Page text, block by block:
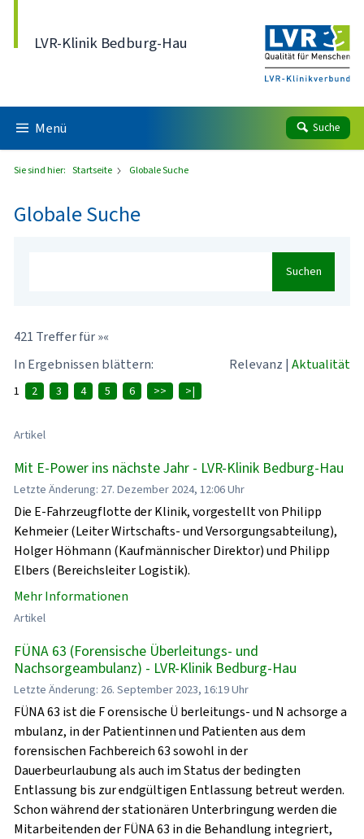
LVR-Klinik Bedburg-Hau
Menü Suche
Sie sind hier: Startseite Globale Suche
Globale Suche
Suchen
421 Treffer für »«
In Ergebnissen blättern:
Relevanz | Aktualität
1 2 3 4 5 6 >> >|
Artikel
Mit E-Power ins nächste Jahr - LVR-Klinik Bedburg-Hau
Letzte Änderung: 27. Dezember 2024, 12:06 Uhr
Die E-Fahrzeugflotte der Klinik, vorgestellt von Philipp
Kehmeier (Leiter Wirtschafts- und Versorgungsabteilung),
Holger Höhmann (Kaufmännischer Direktor) und Philipp
Elbers (Bereichsleiter Logistik).
Mehr Informationen
Artikel
FÜNA 63 (Forensische Überleitungs- und
Nachsorgeambulanz) - LVR-Klinik Bedburg-Hau
Letzte Änderung: 26. September 2023, 16:19 Uhr
FÜNA 63 ist die F orensische Ü berleitungs- und N achsorge a
mbulanz, in der Patientinnen und Patienten aus dem
forensischen Fachbereich 63 sowohl in der
Dauerbeurlaubung als auch im Status der bedingten
Entlassung bis zur endgültigen Entlassung betreut werden.
Schon während der stationären Unterbringung werden die
Mitarbeitenden der FÜNA 63 in die Behandlung integriert,